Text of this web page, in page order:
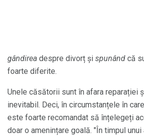
gândirea despre divorț și spunând că
foarte diferite.
Unele căsătorii sunt în afara reparației
inevitabil. Deci, în circumstanțele în
este foarte recomandat să înțelegeți
doar o amenințare goală. "În timpul